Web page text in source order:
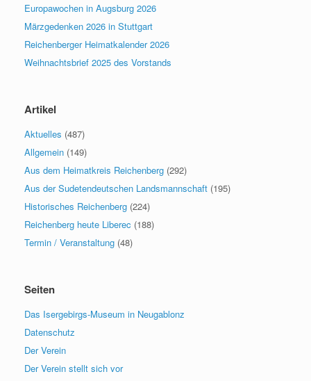
Europawochen in Augsburg 2026
Märzgedenken 2026 in Stuttgart
Reichenberger Heimatkalender 2026
Weihnachtsbrief 2025 des Vorstands
Artikel
Aktuelles (487)
Allgemein (149)
Aus dem Heimatkreis Reichenberg (292)
Aus der Sudetendeutschen Landsmannschaft (195)
Historisches Reichenberg (224)
Reichenberg heute Liberec (188)
Termin / Veranstaltung (48)
Seiten
Das Isergebirgs-Museum in Neugablonz
Datenschutz
Der Verein
Der Verein stellt sich vor